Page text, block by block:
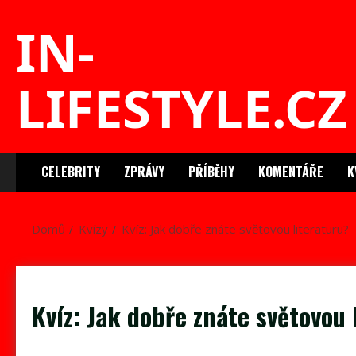
IN-
LIFESTYLE.CZ
CELEBRITY ZPRÁVY PŘÍBĚHY KOMENTÁŘE
Domů Kvízy Kvíz: Jak dobře znáte světovou literaturu?
Kvíz: Jak dobře znáte